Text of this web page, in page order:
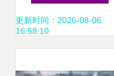
探索信息科技教育
更新时间：2026-08-06
16:58:10